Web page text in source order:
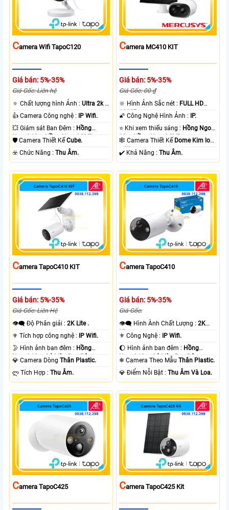
CAmera Wifi TapoC120
Giá bán: 5%-35%
Giá Gốc: Liên hệ
🔅 Chất lượng hình Ảnh :Ultra 2k +
.
👍 Camera Công nghệ : IP Wifi.
💥 Giám sát Ban Đêm : Hồng
Ngoại 10m Hồng Ngoại SMD.
🛡 Camera Thiết KếCube.
️☣️ Chức Năng :Thu Âm.
CAmera MC410 KIT
Giá bán: 5%-35%
Giá Gốc: 00 ₫
🔆 Hình Ảnh Sắc nét : FULL HD
1080P .
🌠 Công Nghệ Hình Ảnh : IP.
⭐ Khi xem thiếu sáng : Hồng Ngoại
10m Hồng Ngoại SMD.
🕸️ Camera Thiết Kế Dome Kim loại
+ Nhựa.
️✔️ Khả Năng :Thu Âm.
CAmera TapoC410 KIT
Giá bán: 5%-35%
Giá Gốc: Liên Hệ
👁️‍🗨 Độ Phân giải :2K Lite .
⚜️ Tích hợp công nghệ : IP Wifi.
🌛 Hình ảnh ban đêm : Hồng
Ngoại 10m Có Màu Ban Ðêm.
💎 Camera DòngThân Plastic.
️ლ Tích Hợp :Thu Âm.
CAmera TapoC410
Giá bán: 5%-35%
Giá Gốc:
👁️‍🗨 Hình Ành Chất Lượng :2K
Lite .
⚜️ Công Nghệ : IP Wifi.
🌔 Hình ảnh ban đêm : Hồng
Ngoại 10m Có Màu Ban Ðêm.
❄ Camera Theo MẫuThân Plastic.
️💎 Điểm Nỗi Bật :Thu Âm Và Loa.
CAmera TapoC425 CAmera TapoC425 Kit